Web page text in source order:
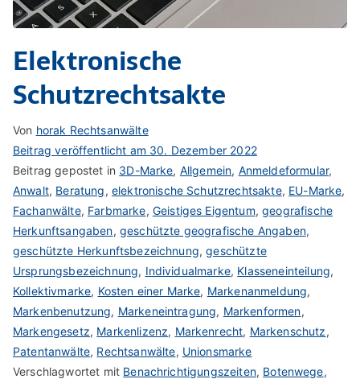
Elektronische
Schutzrechtsakte
Von horak Rechtsanwälte
Beitrag veröffentlicht am 30. Dezember 2022
Beitrag gepostet in 3D-Marke, Allgemein, Anmeldeformular,
Anwalt, Beratung, elektronische Schutzrechtsakte, EU-Marke,
Fachanwälte, Farbmarke, Geistiges Eigentum,geografische
Herkunftsangaben, geschützte geografische Angaben,
geschützte Herkunftsbezeichnung,geschützte
Ursprungsbezeichnung, Individualmarke, Klasseneinteilung,
Kollektivmarke, Kosten einer Marke, Markenanmeldung,
Markenbenutzung, Markeneintragung, Markenformen,
Markengesetz, Markenlizenz, Markenrecht, Markenschutz,
Patentanwälte, Rechtsanwälte, Unionsmarke
Verschlagwortet mit Benachrichtigungszeiten, Botenwege,